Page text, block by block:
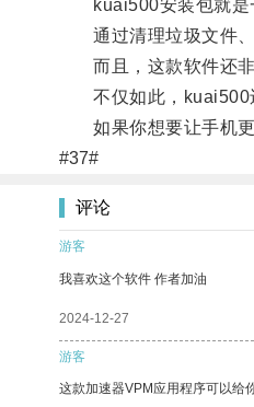
kuai500安装包就是
通过清理垃圾文件、
而且，这款软件还非
不仅如此，kuai500
如果你想要让手机更
#37#
评论
游客
我喜欢这个软件 作者加油
2024-12-27
游客
这款加速器VPM应用程序可以给